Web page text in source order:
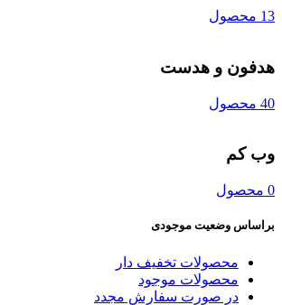
13 محصول
هدفون و هدست
40 محصول
وب کم
0 محصول
براساس وضعیت موجودی
محصولات تخفیف دار
محصولات موجود
در صورت سفارش مجدد